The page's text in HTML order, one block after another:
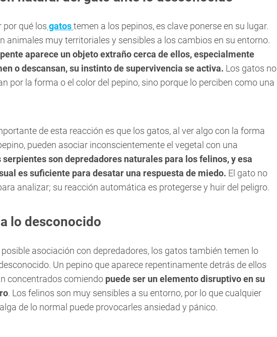
por qué los gatostemen a los pepinos, es clave ponerse en su lugar.
animales muy territoriales y sensibles a los cambios en su entorno.
aparece un objeto extraño cerca de ellos, especialmente
o descansan, su instinto de supervivencia se activa. Los gatos no
por la forma o el color del pepino, sino porque lo perciben como una
de esta reacción es que los gatos, al ver algo con la forma
pueden asociar inconscientemente el vegetal con una
serpientes son depredadores naturales para los felinos, y esa
es suficiente para desatar una respuesta de miedo. El gato no
analizar; su reacción automática es protegerse y huir del peligro.
lo desconocido
asociación con depredadores, los gatos también temen lo
Un pepino que aparece repentinamente detrás de ellos
concentrados comiendo puede ser un elemento disruptivo en su
. Los felinos son muy sensibles a su entorno, por lo que cualquier
de lo normal puede provocarles ansiedad y pánico.